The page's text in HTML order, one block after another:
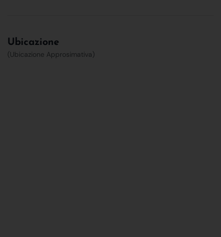
Ubicazione
(Ubicazione Approsimativa)